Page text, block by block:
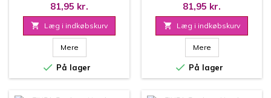
81,95 kr.
 Læg i indkøbskurv
Mere
 På lager
81,95 kr.
 Læg i indkøbskurv
Mere
 På lager